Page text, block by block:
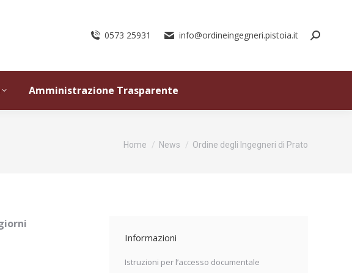
0573 25931 info@ordineingegneri.pistoia.it
Amministrazione Trasparente
Tu sei qui:
Home News Ordine degli Ingegneri di Prato
Informazioni
Istruzioni per l’accesso documentale